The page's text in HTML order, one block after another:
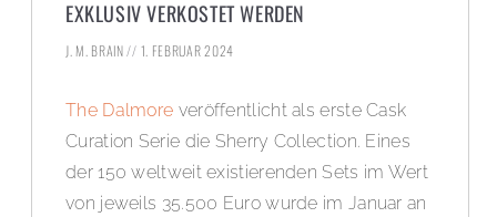
EXKLUSIV VERKOSTET WERDEN
J. M. BRAIN 1. FEBRUAR 2024
The Dalmore veröffentlicht als erste Cask
Curation Serie die Sherry Collection. Eines
der 150 weltweit existierenden Sets im Wert
von jeweils 35.500 Euro wurde im Januar an